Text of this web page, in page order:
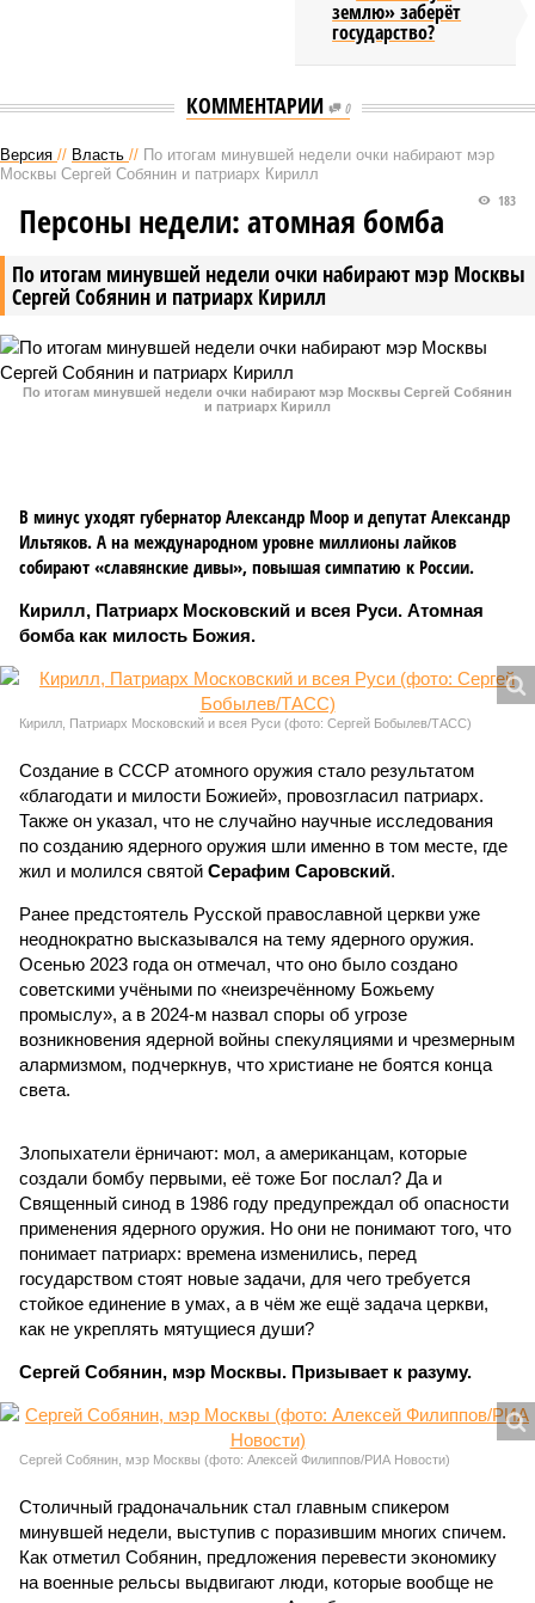
землю» заберёт
государство?
КОММЕНТАРИИ 0
Версия // Власть // По итогам минувшей недели очки набирают мэр
Москвы Сергей Собянин и патриарх Кирилл
По итогам минувшей недели очки набирают мэр Москвы
Сергей Собянин и патриарх Кирилл
183
Персоны недели: атомная бомба
По итогам минувшей недели очки набирают мэр Москвы Сергей Собянин
и патриарх Кирилл
В минус уходят губернатор Александр Моор и депутат Александр
Ильтяков. А на международном уровне миллионы лайков
собирают «славянские дивы», повышая симпатию к России.
Кирилл, Патриарх Московский и всея Руси. Атомная
бомба как милость Божия.
Кирилл, Патриарх Московский и всея Руси (фото: Сергей Бобылев/ТАСС)
Создание в СССР атомного оружия стало результатом
«благодати и милости Божией», провозгласил патриарх.
Также он указал, что не случайно научные исследования
по созданию ядерного оружия шли именно в том месте, где
жил и молился святой Серафим Саровский.
Ранее предстоятель Русской православной церкви уже
неоднократно высказывался на тему ядерного оружия.
Осенью 2023 года он отмечал, что оно было создано
советскими учёными по «неизречённому Божьему
промыслу», а в 2024-м назвал споры об угрозе
возникновения ядерной войны спекуляциями и чрезмерным
алармизмом, подчеркнув, что христиане не боятся конца
света.
Злопыхатели ёрничают: мол, а американцам, которые
создали бомбу первыми, её тоже Бог послал? Да и
Священный синод в 1986 году предупреждал об опасности
применения ядерного оружия. Но они не понимают того, что
понимает патриарх: времена изменились, перед
государством стоят новые задачи, для чего требуется
стойкое единение в умах, а в чём же ещё задача церкви,
как не укреплять мятущиеся души?
Сергей Собянин, мэр Москвы. Призывает к разуму.
Сергей Собянин, мэр Москвы (фото: Алексей Филиппов/РИА Новости)
Столичный градоначальник стал главным спикером
минувшей недели, выступив с поразившим многих спичем.
Как отметил Собянин, предложения перевести экономику
на военные рельсы выдвигают люди, которые вообще не